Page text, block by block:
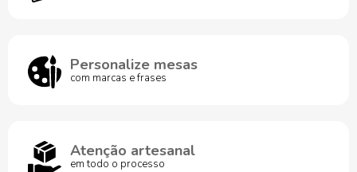
Personalize mesas
com marcas e frases
Atenção artesanal
em todo o processo